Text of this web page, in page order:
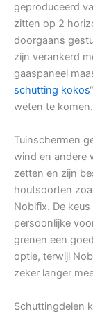
geproduceerd
zitten op 2
doorgaans
zijn verankerd
gaaspaneel
schutting kokos
weten te komen.
Tuinschermen
wind en andere
zetten en zijn
houtsoorten
Nobifix. De
persoonlijke
grenen een
optie, terwijl
zeker langer
Schuttingdelen